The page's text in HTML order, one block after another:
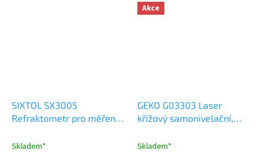
SIXTOL SX3005
Refraktometr pro měření
20 - AKCE
Skladem*
Akce
GEKO G03303 Laser
křížový samonivelační,
Skladem*